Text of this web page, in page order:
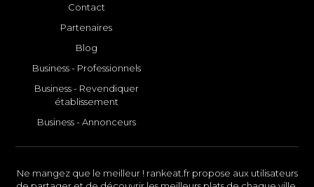
Contact
Partenaires
Blog
Business - Professionnels
Business - Revendiquer
établissement
Business - Annonceurs
Ne mangez que le meilleur ! rankeat.fr propose aux utilisateurs